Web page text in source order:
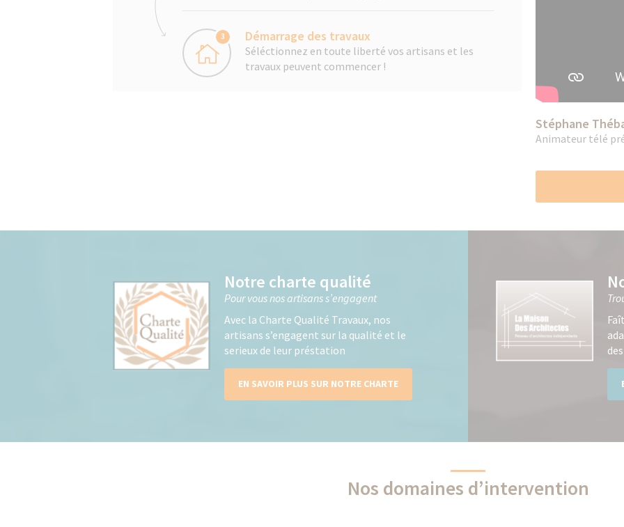
3 Démarrage des travaux
Séléctionnez en toute liberté vos artisans et les
travaux peuvent commencer !
Stéphane
Animateur télé
Notre charte qualité
Pour vous nos artisans s’engagent
Avec la Charte Qualité Travaux, nos
artisans s’engagent sur la qualité et le
serieux de leur préstation
EN SAVOIR PLUS SUR NOTRE CHARTE
Nos domaines d’intervention